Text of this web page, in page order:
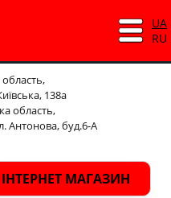
область,
138а
область,
Антонова, буд.6-А
ІНТЕРНЕТ МАГАЗИН
UA
RU